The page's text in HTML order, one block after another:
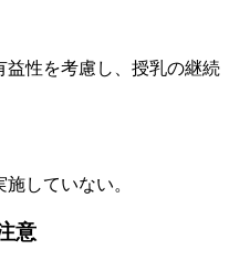
性を考慮し、授乳の継続
していない。
意